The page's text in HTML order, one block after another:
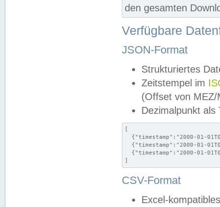
den gesamten
Verfügbare
JSON-Format
Strukturiertes
Zeitstempel im
(Offset von MEZ/
Dezimalpunkt als
[
{"timestamp":"2000-01-
{"timestamp":"2000-01-
{"timestamp":"2000-01-
]
CSV-Format
Excel-